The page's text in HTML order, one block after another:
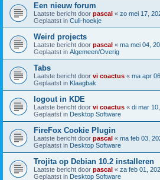
Een nieuw forum
Laatste bericht door pascal « zo mei 17,
Geplaatst in Culi-hoekje
Weird projects
Laatste bericht door pascal « ma mei 04,
Geplaatst in Algemeen/Overig
Tabs
Laatste bericht door vi coactus « ma apr
Geplaatst in Klaagbak
logout in KDE
Laatste bericht door vi coactus « di mar
Geplaatst in Desktop Software
FireFox Cookie Plugin
Laatste bericht door pascal « ma feb 03,
Geplaatst in Desktop Software
Trojita op Debian 10.2 installeren
Laatste bericht door pascal « za feb 01,
Geplaatst in Desktop Software